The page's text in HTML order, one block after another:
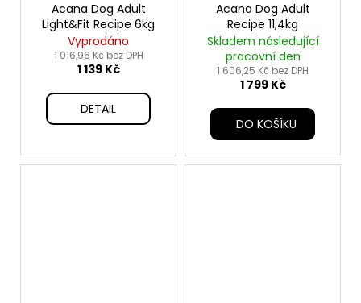
Acana Dog Adult
Light&Fit Recipe 6kg
Vyprodáno
1 016,96 Kč bez DPH
1 139 Kč
DETAIL
Acana Dog Adult
Recipe 11,4kg
Skladem následující
pracovní den
1 606,25 Kč bez DPH
1 799 Kč
DO KOŠÍKU